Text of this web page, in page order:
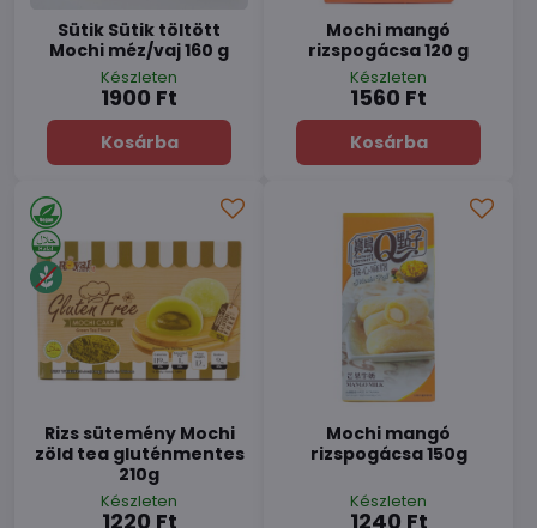
Sütik Sütik töltött
Mochi méz/vaj 160 g
Készleten
1900 Ft
Kosárba
Mochi mangó
rizspogácsa 120 g
Készleten
1560 Ft
Kosárba
Rizs sütemény Mochi
zöld tea gluténmentes
210g
Készleten
1220 Ft
Mochi mangó
rizspogácsa 150g
Készleten
1240 Ft